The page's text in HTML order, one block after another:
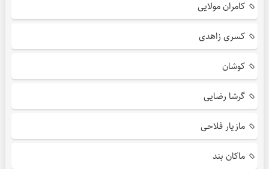
کامران مولایی
کسری زاهدی
کوشان
گرشا رضایی
مازیار فلاحی
ماکان بند